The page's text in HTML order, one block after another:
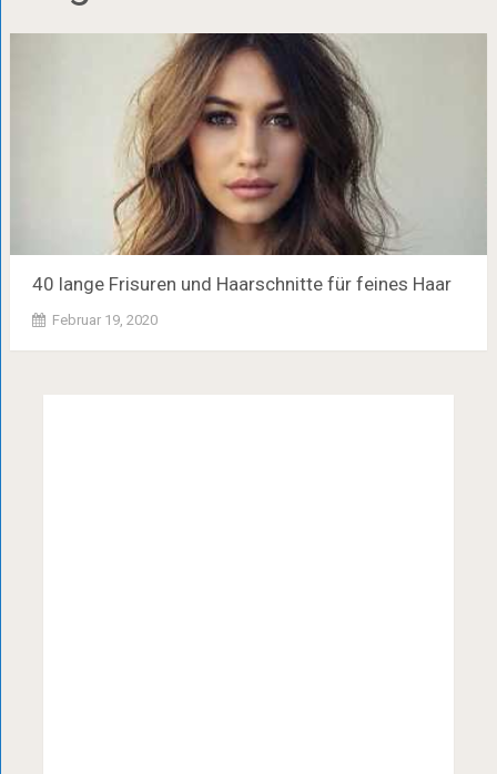
40 lange Frisuren und Haarschnitte für feines Haar
Februar 19, 2020